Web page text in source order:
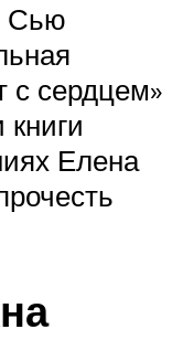
Сью
с сердцем»
Елена